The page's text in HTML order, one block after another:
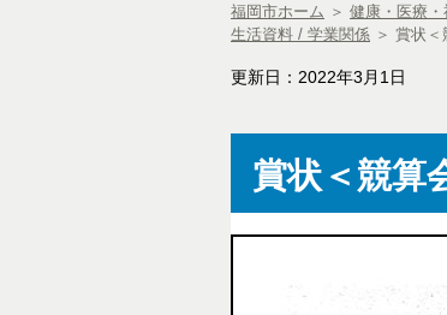
福岡市ホーム ＞ 健康・医療・
生活資料 / 学業関係 ＞ 賞状＜
更新日：2022年3月1日
賞状＜競算